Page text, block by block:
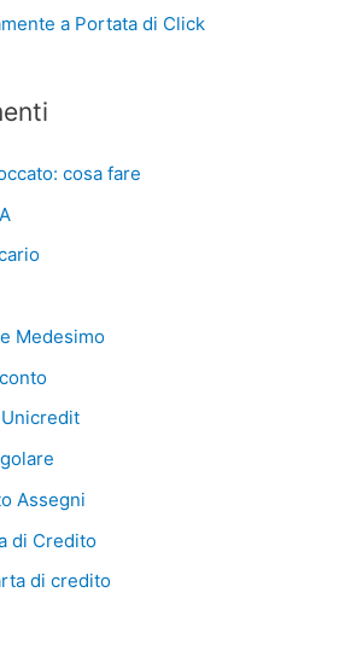
a Portata di Click
cosa fare
Medesimo
Assegni
di Credito
di credito